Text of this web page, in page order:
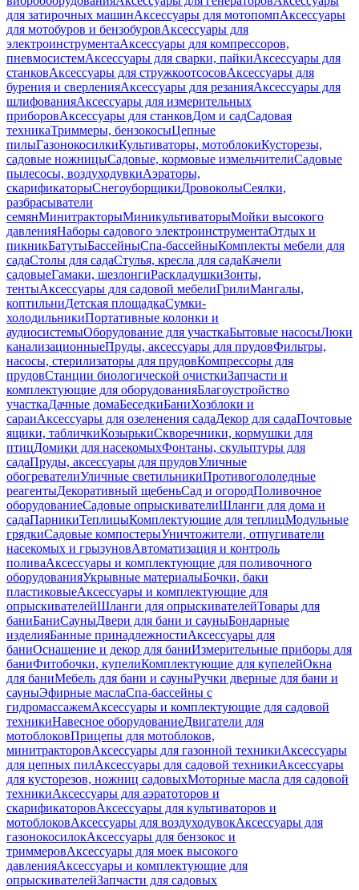
для затирочных машинАксессуары для мотопомпАксессуары
для мотобуров и бензобуровАксессуары для
электроинструментаАксессуары для компрессоров,
пневмосистемАксессуары для сварки, пайкиАксессуары для
станковАксессуары для стружкоотсосовАксессуары для
бурения и сверленияАксессуары для резанияАксессуары для
шлифованияАксессуары для измерительных
приборовАксессуары для станковДом и садСадовая
техникаТриммеры, бензокосыЦепные
пилыГазонокосилкиКультиваторы, мотоблокиКусторезы,
садовые ножницыСадовые, кормовые измельчителиСадовые
пылесосы, воздуходувкиАэраторы,
скарификаторыСнегоуборщикиДровоколыСеялки,
разбрасыватели
семянМинитракторыМиникультиваторыМойки высокого
давленияНаборы садового электроинструментаОтдых и
пикникБатутыБассейныСпа-бассейныКомплекты мебели для
садаСтолы для садаСтулья, кресла для садаКачели
садовыеГамаки, шезлонгиРаскладушкиЗонты,
тентыАксессуары для садовой мебелиГрилиМангалы,
коптильниДетская площадкаСумки-
холодильникиПортативные колонки и
аудиосистемыОборудование для участкаБытовые насосыЛюки
канализационныеПруды, аксессуары для прудовФильтры,
насосы, стерилизаторы для прудовКомпрессоры для
прудовСтанции биологической очисткиЗапчасти и
комплектующие для оборудованияБлагоустройство
участкаДачные домаБеседкиБаниХозблоки и
сараиАксессуары для озеленения садаДекор для садаПочтовые
ящики, табличкиКозырькиСкворечники, кормушки для
птицДомики для насекомыхФонтаны, скульптуры для
садаПруды, аксессуары для прудовУличные
обогревателиУличные светильникиПротивогололедные
реагентыДекоративный щебеньСад и огородПоливочное
оборудованиеСадовые опрыскивателиШланги для дома и
садаПарникиТеплицыКомплектующие для теплицМодульные
грядкиСадовые компостерыУничтожители, отпугиватели
насекомых и грызуновАвтоматизация и контроль
поливаАксессуары и комплектующие для поливочного
оборудованияУкрывные материалыБочки, баки
пластиковыеАксессуары и комплектующие для
опрыскивателейШланги для опрыскивателейТовары для
баниБаниСауныДвери для бани и сауныБондарные
изделияБанные принадлежностиАксессуары для
баниОснащение и декор для баниИзмерительные приборы для
баниФитобочки, купелиКомплектующие для купелейОкна
для баниМебель для бани и сауныРучки дверные для бани и
сауныЭфирные маслаСпа-бассейны с
гидромассажемАксессуары и комплектующие для садовой
техникиНавесное оборудованиеДвигатели для
мотоблоковПрицепы для мотоблоков,
минитракторовАксессуары для газонной техникиАксессуары
для цепных пилАксессуары для садовой техникиАксессуары
для кусторезов, ножниц садовыхМоторные масла для садовой
техникиАксессуары для аэратоторов и
скарификаторовАксессуары для культиваторов и
мотоблоковАксессуары для воздуходувокАксессуары для
газонокосилокАксессуары для бензокос и
триммеровАксессуары для моек высокого
давленияАксессуары и комплектующие для
опрыскивателейЗапчасти для садовых